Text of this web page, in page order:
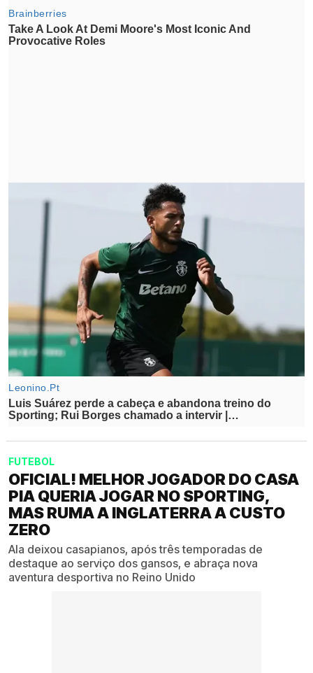
FUTEBOL
OFICIAL! MELHOR JOGADOR DO CASA
PIA QUERIA JOGAR NO SPORTING,
MAS RUMA A INGLATERRA A CUSTO
ZERO
Ala deixou casapianos, após três temporadas de
destaque ao serviço dos gansos, e abraça nova
aventura desportiva no Reino Unido